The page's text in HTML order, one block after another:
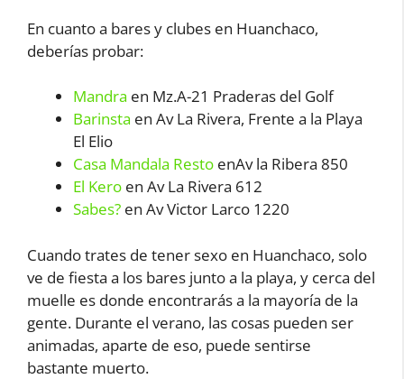
En cuanto a bares y clubes en Huanchaco,
deberías probar:
Mandra en Mz.A-21 Praderas del Golf
Barinsta en Av La Rivera, Frente a la Playa
El Elio
Casa Mandala Resto enAv la Ribera 850
El Kero en Av La Rivera 612
Sabes? en Av Victor Larco 1220
Cuando trates de tener sexo en Huanchaco, solo
ve de fiesta a los bares junto a la playa, y cerca del
muelle es donde encontrarás a la mayoría de la
gente. Durante el verano, las cosas pueden ser
animadas, aparte de eso, puede sentirse
bastante muerto.